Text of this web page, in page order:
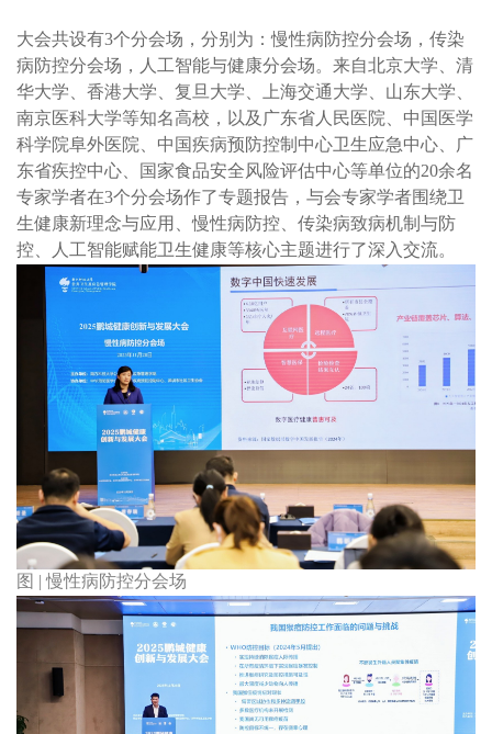
大会共设有3个分会场，分别为：慢性病防控分会场，传染
病防控分会场，人工智能与健康分会场。来自北京大学、清
华大学、香港大学、复旦大学、上海交通大学、山东大学、
南京医科大学等知名高校，以及广东省人民医院、中国医学
科学院阜外医院、中国疾病预防控制中心卫生应急中心、广
东省疾控中心、国家食品安全风险评估中心等单位的20余名
专家学者在3个分会场作了专题报告，与会专家学者围绕卫
生健康新理念与应用、慢性病防控、传染病致病机制与防
控、人工智能赋能卫生健康等核心主题进行了深入交流。
图 | 慢性病防控分会场